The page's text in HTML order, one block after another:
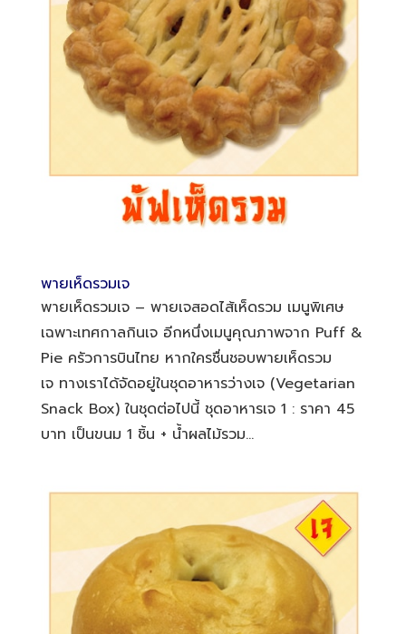
พายเห็ดรวมเจ
พายเห็ดรวมเจ – พายเจสอดไส้เห็ดรวม เมนูพิเศษ
เฉพาะเทศกาลกินเจ อีกหนึ่งเมนูคุณภาพจาก Puff &
Pie ครัวการบินไทย หากใครชื่นชอบพายเห็ดรวม
เจ ทางเราได้จัดอยู่ในชุดอาหารว่างเจ (Vegetarian
Snack Box) ในชุดต่อไปนี้ ชุดอาหารเจ 1 : ราคา 45
บาท เป็นขนม 1 ชิ้น + น้ำผลไม้รวม...